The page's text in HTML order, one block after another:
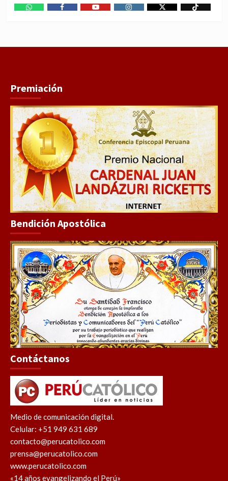
Premiación
Bendición Apostólica
Contáctanos
Medio de comunicación digital.
Celular: +51 949 631 689
contacto@perucatolico.com
prensa@perucatolico.com
www.perucatolico.com
«14 años evangelizando el Perú»